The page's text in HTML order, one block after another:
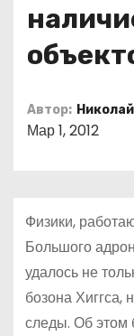
Автор:
Мар 1, 2012
Физики,
Большого
удалось не
бозона Хиггса,
следы. Об этом